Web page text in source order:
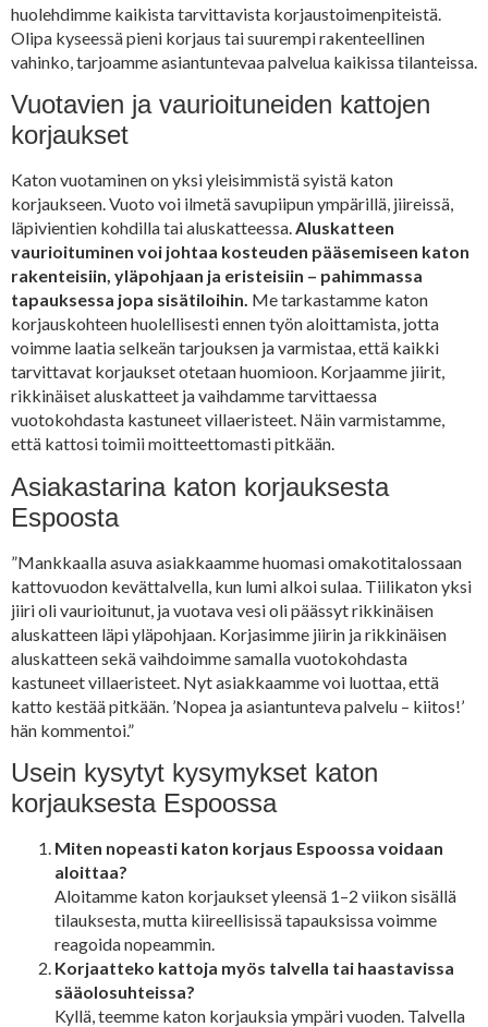
huolehdimme kaikista tarvittavista korjaustoimenpiteistä.
Olipa kyseessä pieni korjaus tai suurempi rakenteellinen
vahinko, tarjoamme asiantuntevaa palvelua kaikissa tilanteissa.
Vuotavien ja vaurioituneiden kattojen
korjaukset
Katon vuotaminen on yksi yleisimmistä syistä katon
korjaukseen. Vuoto voi ilmetä savupiipun ympärillä, jiireissä,
läpivientien kohdilla tai aluskatteessa.Aluskatteen
vaurioituminen voi johtaa kosteuden pääsemiseen katon
rakenteisiin, yläpohjaan ja eristeisiin – pahimmassa
tapauksessa jopa sisätiloihin. Me tarkastamme katon
korjauskohteen huolellisesti ennen työn aloittamista, jotta
voimme laatia selkeän tarjouksen ja varmistaa, että kaikki
tarvittavat korjaukset otetaan huomioon. Korjaamme jiirit,
rikkinäiset aluskatteet ja vaihdamme tarvittaessa
vuotokohdasta kastuneet villaeristeet. Näin varmistamme,
että kattosi toimii moitteettomasti pitkään.
Asiakastarina katon korjauksesta
Espoosta
”Mankkaalla asuva asiakkaamme huomasi omakotitalossaan
kattovuodon kevättalvella, kun lumi alkoi sulaa. Tiilikaton yksi
jiiri oli vaurioitunut, ja vuotava vesi oli päässyt rikkinäisen
aluskatteen läpi yläpohjaan. Korjasimme jiirin ja rikkinäisen
aluskatteen sekä vaihdoimme samalla vuotokohdasta
kastuneet villaeristeet. Nyt asiakkaamme voi luottaa, että
katto kestää pitkään. ’Nopea ja asiantunteva palvelu – kiitos!’
hän kommentoi.”
Usein kysytyt kysymykset katon
korjauksesta Espoossa
Miten nopeasti katon korjaus Espoossa voidaan
aloittaa?
Aloitamme katon korjaukset yleensä 1–2 viikon sisällä
tilauksesta, mutta kiireellisissä tapauksissa voimme
reagoida nopeammin.
Korjaatteko kattoja myös talvella tai haastavissa
sääolosuhteissa?
Kyllä, teemme katon korjauksia ympäri vuoden. Talvella